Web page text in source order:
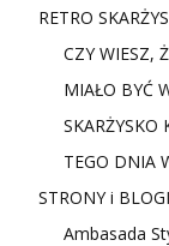
RETRO
CZY WIESZ,
MIAŁO BYĆ
SKARŻYSKO
TEGO DNIA
STRONY i BLOGI
Ambasada